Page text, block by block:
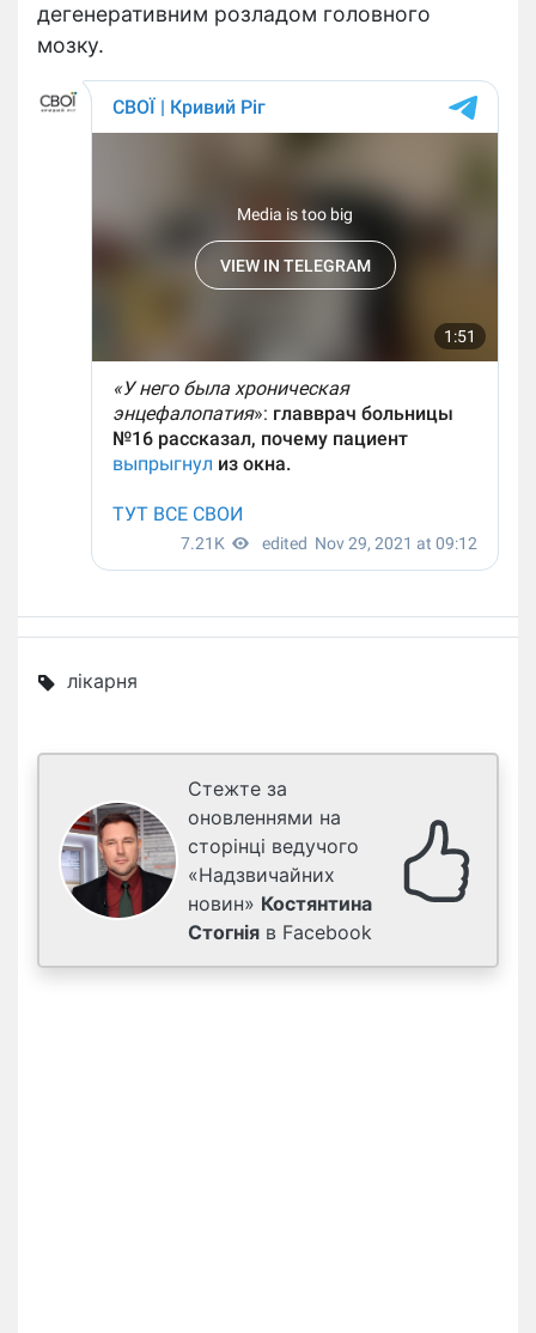
дегенеративним розладом головного
мозку.
лікарня
Стежте за
оновленнями на
сторінці ведучого
«Надзвичайних
новин» Костянтина
Стогнія в Facebook